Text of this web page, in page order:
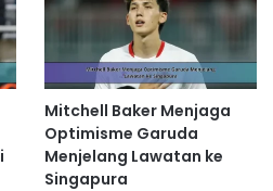
Mitchell Baker Menjaga
Optimisme Garuda
Menjelang Lawatan ke
Singapura